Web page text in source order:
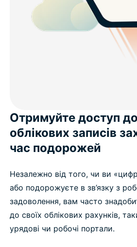
Отримуйте доступ
облікових записів
час подорожей
Незалежно від того, чи ви
або подорожуєте в зв’язку з
задоволення, вам часто
до своїх облікових рахунків,
урядові чи робочі портали.